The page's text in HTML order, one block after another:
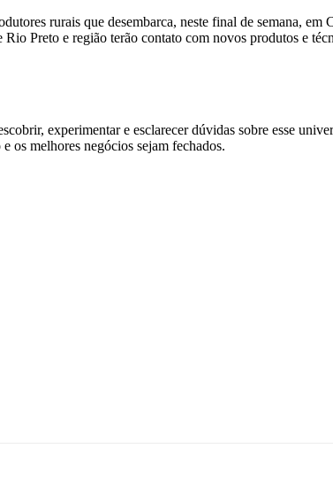
rurais que desembarca, neste final de semana,
Preto e região terão contato com novos produtos e
experimentar e esclarecer dúvidas sobre esse
os melhores negócios sejam fechados.